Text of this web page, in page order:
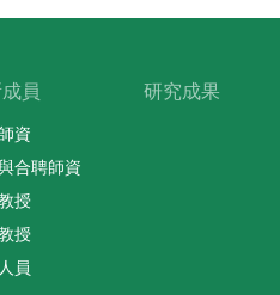
員
資
合聘師資
授
授
員
研究成果